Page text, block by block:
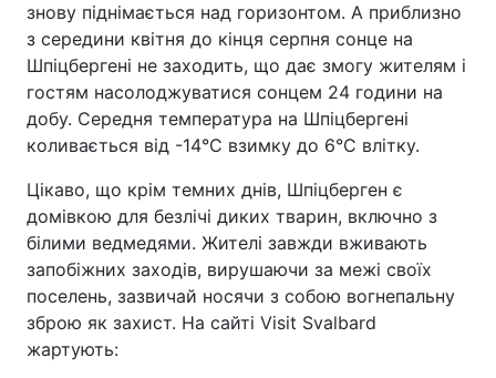
знову піднімається над горизонтом. А приблизно
з середини квітня до кінця серпня сонце на
Шпіцбергені не заходить, що дає змогу жителям і
гостям насолоджуватися сонцем 24 години на
добу. Середня температура на Шпіцбергені
коливається від -14°C взимку до 6°C влітку.
Цікаво, що крім темних днів, Шпіцберген є
домівкою для безлічі диких тварин, включно з
білими ведмедями. Жителі завжди вживають
запобіжних заходів, вирушаючи за межі своїх
поселень, зазвичай носячи з собою вогнепальну
зброю як захист. На сайті Visit Svalbard
жартують: